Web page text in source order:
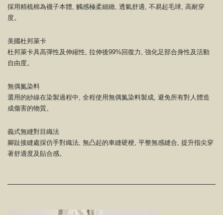
採用精梳棉為襪子本體, 觸感極柔細緻, 透氣舒適, 不易起毛球, 高耐穿
度。
美國杜邦萊卡
杜邦萊卡具高彈性及伸縮性, 拉伸後99%回復力, 強化足部合身性及活動
自由度。
無偶氮染料
選用的紗線在染製過程中, 全程使用無偶氮染料製成, 避免所有對人體造
成傷害的物質。
義式無縫對目織法
腳趾接縫處採仿手對織法, 無凸起的車縫硬梗, 平整無感縫合, 提升指尖穿
著舒適度及貼合感。